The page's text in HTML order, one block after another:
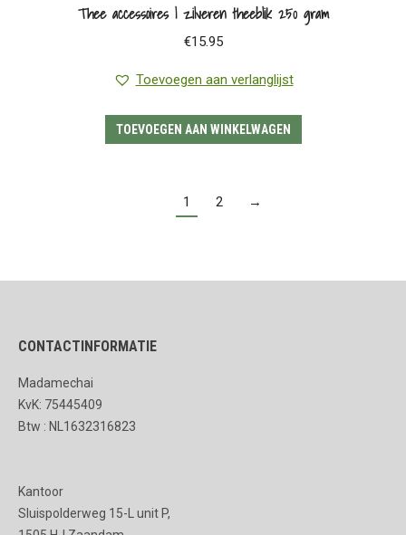
Thee accessoires | zilveren theeblik 250 gram
€15.95
Toevoegen aan verlanglijst
TOEVOEGEN AAN WINKELWAGEN
1 2 →
CONTACTINFORMATIE
Madamechai
KvK: 75445409
Btw : NL1632316823
Kantoor
Sluispolderweg 15-L unit P,